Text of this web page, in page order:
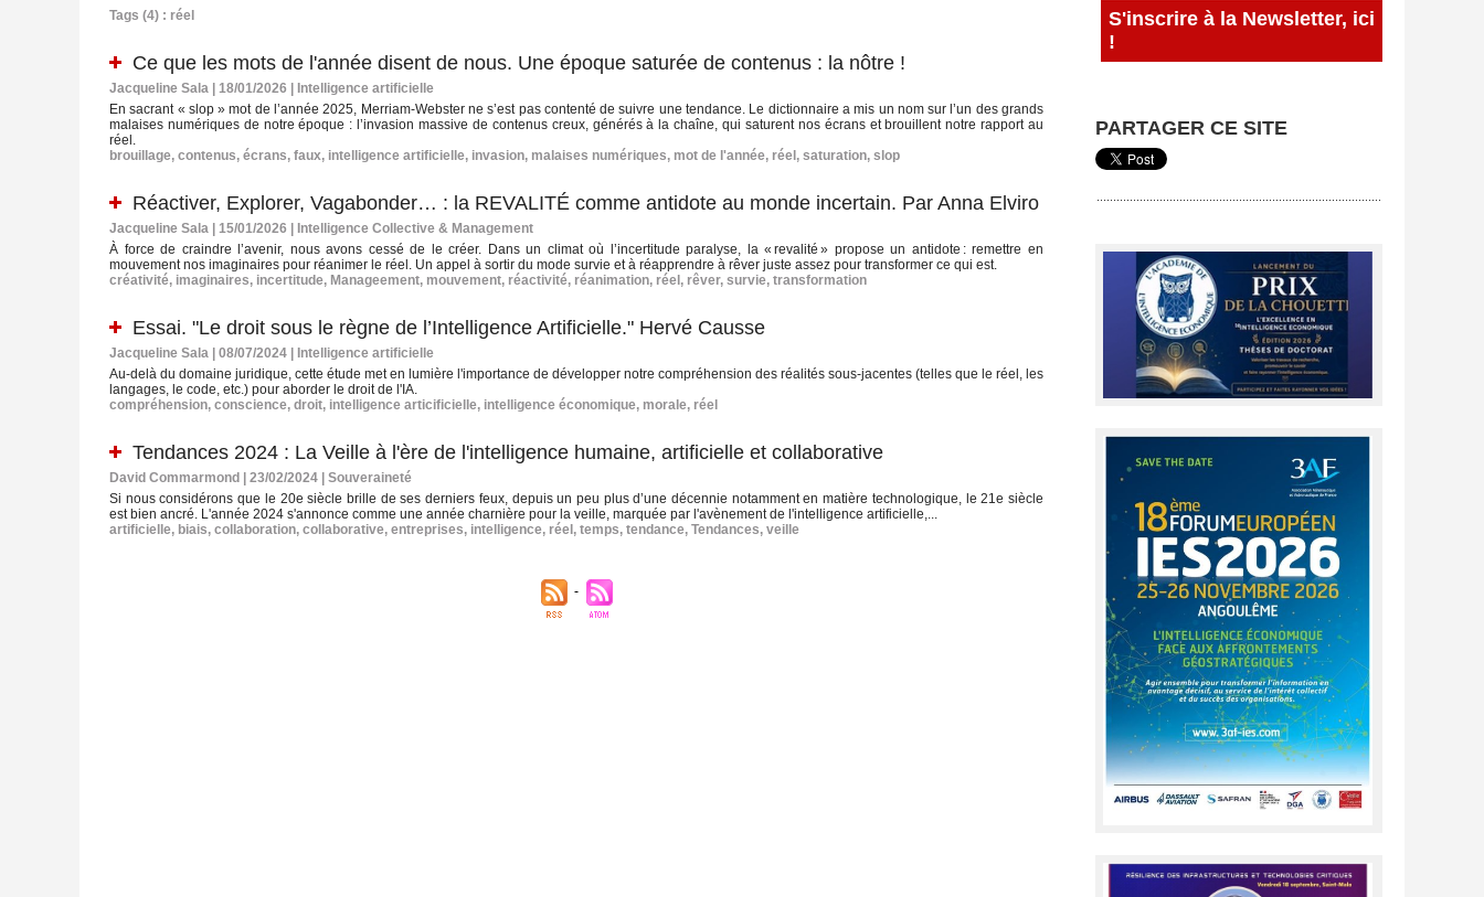
Tags (4) : réel
Ce que les mots de l'année disent de nous. Une époque saturée de contenus : la nôtre !
Jacqueline Sala | 18/01/2026
Intelligence artificielle
En sacrant « slop » mot de l’année 2025, Merriam‑Webster ne s’est pas contenté de suivre une tendance. Le dictionnaire a mis un nom sur l’un des grands
malaises numériques de notre époque : l’invasion massive de contenus creux, générés à la chaîne, qui saturent nos écrans et brouillent notre rapport au
réel.
brouillage, contenus, écrans, faux, intelligence artificielle, invasion, malaises numériques, mot de l'année, réel , saturation, slop
Réactiver, Explorer, Vagabonder… : la REVALITÉ comme antidote au monde incertain. Par Anna Elviro
Jacqueline Sala | 15/01/2026
Intelligence Collective & Management
À force de craindre l’avenir, nous avons cessé de le créer. Dans un climat où l’incertitude paralyse, la « revalité » propose un antidote : remettre en
mouvement nos imaginaires pour réanimer le réel. Un appel à sortir du mode survie et à réapprendre à rêver juste assez pour transformer ce qui est.
créativité, imaginaires, incertitude, Manageement, mouvement, réactivité, réanimation, réel , rêver, survie, transformation
Essai. "Le droit sous le règne de l’Intelligence Artificielle." Hervé Causse
Jacqueline Sala | 08/07/2024
Intelligence artificielle
Au-delà du domaine juridique, cette étude met en lumière l'importance de développer notre compréhension des réalités sous-jacentes (telles que le réel, les
langages, le code, etc.) pour aborder le droit de l'IA.
compréhension, conscience, droit, intelligence articificielle, intelligence économique, morale, réel
Tendances 2024 : La Veille à l'ère de l'intelligence humaine, artificielle et collaborative
David Commarmond | 23/02/2024
Souveraineté
Si nous considérons que le 20e siècle brille de ses derniers feux, depuis un peu plus d’une décennie notamment en matière technologique, le 21e siècle
est bien ancré. L'année 2024 s'annonce comme une année charnière pour la veille, marquée par l'avènement de l'intelligence artificielle,...
artificielle, biais, collaboration, collaborative, entreprises, intelligence, réel , temps, tendance, Tendances, veille
S'inscrire à la Newsletter, ici
!
PARTAGER CE SITE